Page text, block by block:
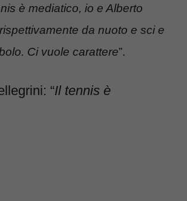
è mediatico, io e Alberto
da nuoto e sci e
Ci vuole carattere”.
“Il tennis è